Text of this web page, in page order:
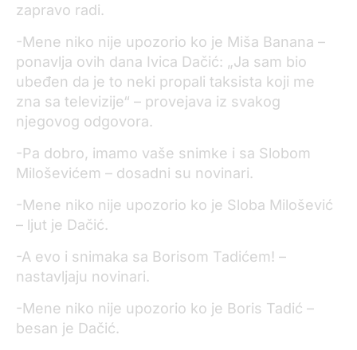
zapravo radi.
-Mene niko nije upozorio ko je Miša Banana –
ponavlja ovih dana Ivica Dačić: „Ja sam bio
ubeđen da je to neki propali taksista koji me
zna sa televizije“ – provejava iz svakog
njegovog odgovora.
-Pa dobro, imamo vaše snimke i sa Slobom
Miloševićem – dosadni su novinari.
-Mene niko nije upozorio ko je Sloba Milošević
– ljut je Dačić.
-A evo i snimaka sa Borisom Tadićem! –
nastavljaju novinari.
-Mene niko nije upozorio ko je Boris Tadić –
besan je Dačić.